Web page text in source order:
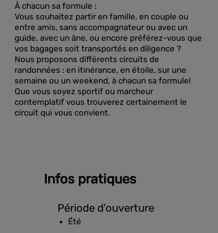
À chacun sa formule :
Vous souhaitez partir en famille, en couple ou
entre amis, sans accompagnateur ou avec un
guide, avec un âne, ou encore préférez-vous que
vos bagages soit transportés en diligence ?
Nous proposons différents circuits de
randonnées : en itinérance, en étoile, sur une
semaine ou un weekend, à chacun sa formule!
Que vous soyez sportif ou marcheur
contemplatif vous trouverez certainement le
circuit qui vous convient.
Infos pratiques
Période d'ouverture
Été